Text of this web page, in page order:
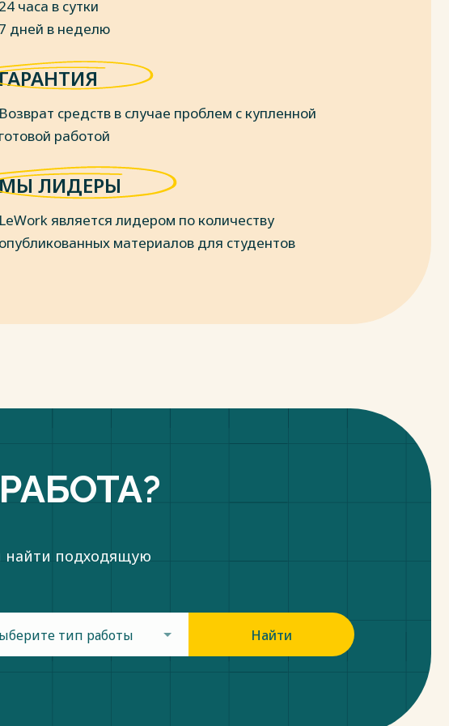
24 часа в сутки
7 дней в неделю
Возврат средств в случае проблем с купленной
готовой работой
ЛИДЕРЫ
LeWork является лидером по количеству
опубликованных материалов для студентов
подходящую
тип работы Найти